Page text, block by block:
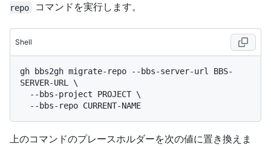
repo
コマンドを実行します。
Shell
gh bbs2gh migrate-repo --bbs-server-url BBS-
SERVER-URL \
上のコマンドのプレースホルダーを次の値に置き換えま